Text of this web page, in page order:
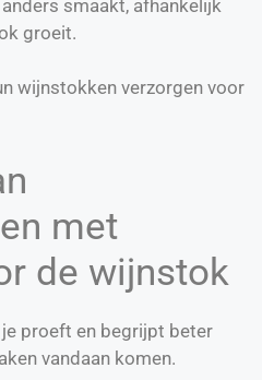
smaakt, afhankelijk
groeit.
wijnstokken verzorgen voor
met
de wijnstok
je proeft en begrijpt beter
vandaan komen.